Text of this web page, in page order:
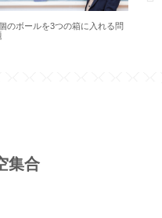
のボールを3つの箱に入れる問
集合